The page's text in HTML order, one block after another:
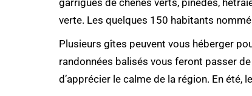
garrigues de chênes verts, pinèdes,
verte. Les quelques 150 habitants
Plusieurs gîtes peuvent vous héberger
randonnées balisés vous feront passer
d’apprécier le calme de la région. En